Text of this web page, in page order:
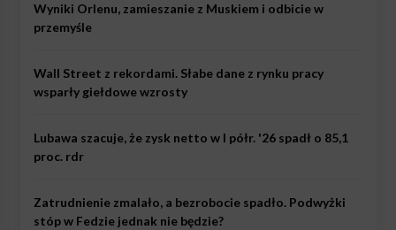
Wyniki Orlenu, zamieszanie z Muskiem i odbicie w
przemyśle
Wall Street z rekordami. Słabe dane z rynku pracy
wsparły giełdowe wzrosty
Lubawa szacuje, że zysk netto w I półr. '26 spadł o 85,1
proc. rdr
Zatrudnienie zmalało, a bezrobocie spadło. Podwyżki
stóp w Fedzie jednak nie będzie?